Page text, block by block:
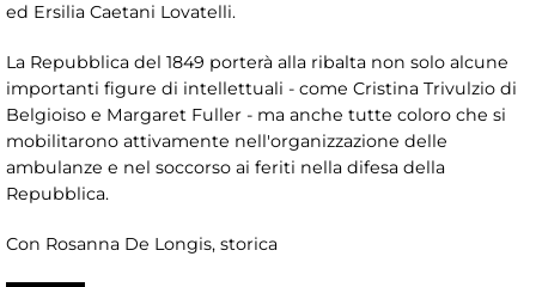
ed Ersilia Caetani Lovatelli.
La Repubblica del 1849 porterà alla ribalta non solo alcune
importanti figure di intellettuali - come Cristina Trivulzio di
Belgioiso e Margaret Fuller - ma anche tutte coloro che si
mobilitarono attivamente nell'organizzazione delle
ambulanze e nel soccorso ai feriti nella difesa della
Repubblica.
Con Rosanna De Longis, storica